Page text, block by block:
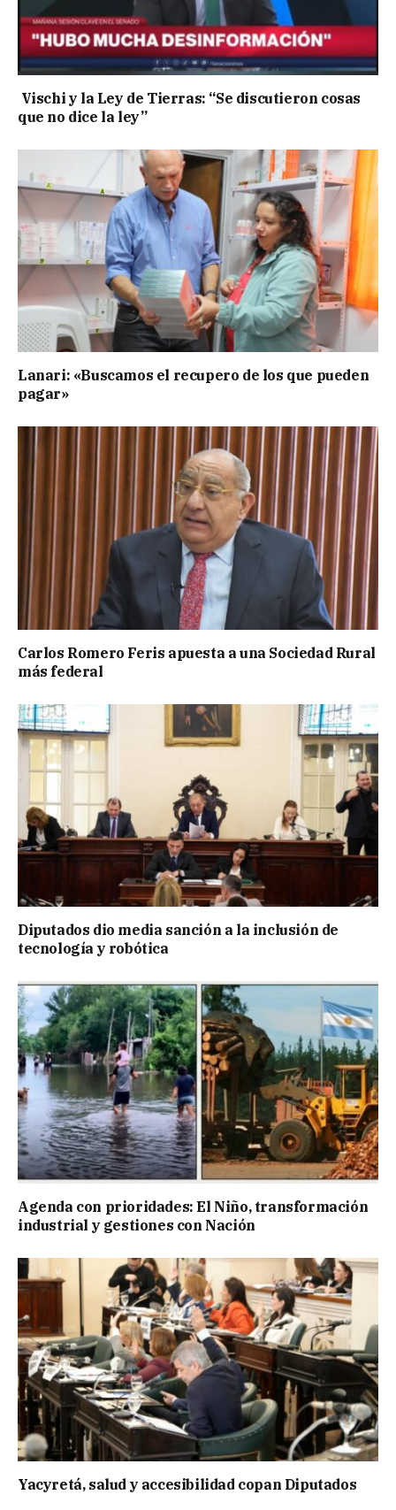
Vischi y la Ley de Tierras: “Se discutieron cosas
que no dice la ley”
Lanari: «Buscamos el recupero de los que pueden
pagar»
Carlos Romero Feris apuesta a una Sociedad Rural
más federal
Diputados dio media sanción a la inclusión de
tecnología y robótica
Agenda con prioridades: El Niño, transformación
industrial y gestiones con Nación
Yacyretá, salud y accesibilidad copan Diputados